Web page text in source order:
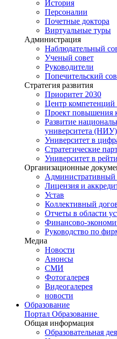
История
Персоналии
Почетные доктора
Виртуальные туры
Администрация
Наблюдательный
Ученый совет
Руководители
Попечительский
Стратегия развития
Приоритет 2030
Центр
Проект повышения
Развитие
университета (НИУ)
Университет в
Стратегические
Университет в
Организационные
Административный
Лицензия и
Устав
Коллективный
Отчеты в области
Финансово-
Руководство по
Медиа
Новости
Анонсы
СМИ
Фотогалерея
Видеогалерея
новости
Образование
Портал Образование
Общая информация
Образовательная